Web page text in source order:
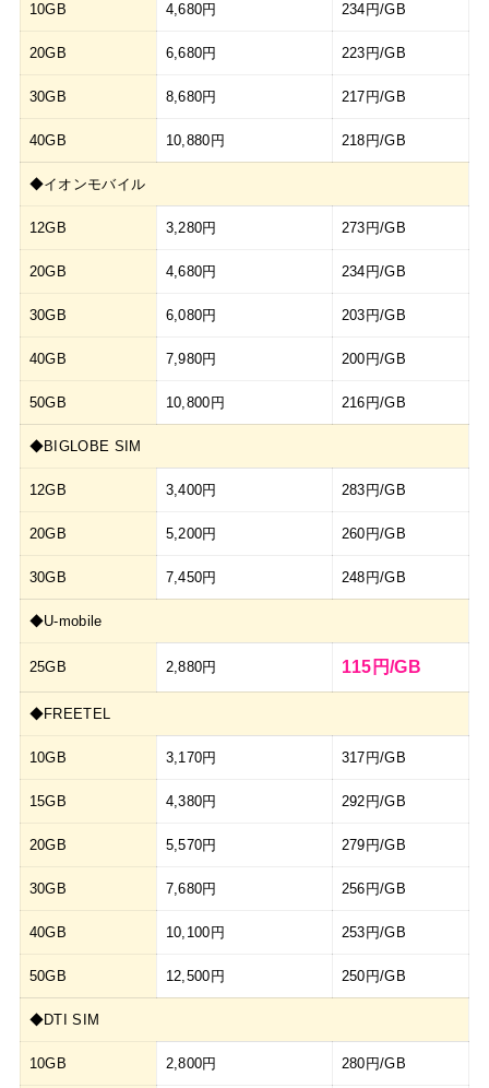
10GB 4,680円 234円/GB
20GB 6,680円 223円/GB
30GB 8,680円 217円/GB
40GB 10,880円 218円/GB
◆イオンモバイル
12GB 3,280円 273円/GB
20GB 4,680円 234円/GB
30GB 6,080円 203円/GB
40GB 7,980円 200円/GB
50GB 10,800円 216円/GB
◆BIGLOBE SIM
12GB 3,400円 283円/GB
20GB 5,200円 260円/GB
30GB 7,450円 248円/GB
◆U-mobile
25GB 2,880円 115円/GB
◆FREETEL
10GB 3,170円 317円/GB
15GB 4,380円 292円/GB
20GB 5,570円 279円/GB
30GB 7,680円 256円/GB
40GB 10,100円 253円/GB
50GB 12,500円 250円/GB
◆DTI SIM
10GB 2,800円 280円/GB